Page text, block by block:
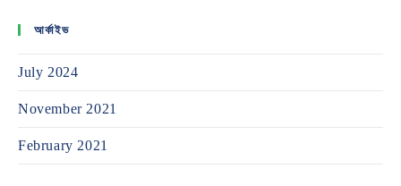
আর্কাইভ
July 2024
November 2021
February 2021